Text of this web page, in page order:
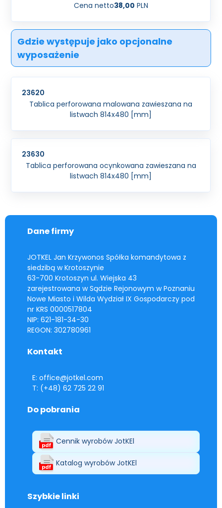
Cena netto38,00 PLN
Gdzie występuje jako opcjonalne
wyposażenie
23620
Tablica perforowana malowana zawieszana na
listwach 814x480 [mm]
23630
Tablica perforowana ocynkowana zawieszana na
listwach 814x480 [mm]
Dane firmy
JOTKEL Jan Krzywonos Spółka komandytowa z
siedzibą w Krotoszynie
63-700 Krotoszyn ul. Wiejska 43
zarejestrowana w Sądzie Rejonowym w Poznaniu
Nowe Miasto i Wilda Wydział IX Gospodarczy pod
nr KRS 0000517804
NIP: 621-181-34-30
REGON: 302780961
Kontakt
E: office@jotkel.com
T: (+48) 62 725 22 91
Do pobrania
Cennik wyrobów JotKEl
Katalog wyrobów JotKEl
Szybkie linki